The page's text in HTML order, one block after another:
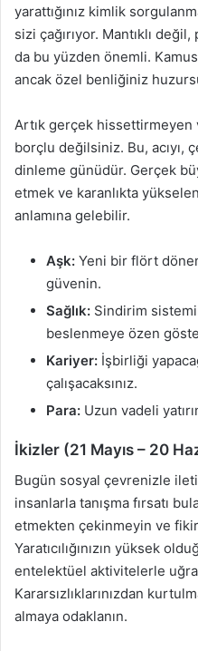
yarattığınız kimlik
sizi çağırıyor. Mantıklı
da bu yüzden önemli.
ancak özel benliğiniz
Artık gerçek
borçlu değilsiniz. Bu, acıyı,
dinleme günüdür. Gerçek
etmek ve karanlıkta
anlamına gelebilir.
Aşk: Yeni bir flört
güvenin.
Sağlık: Sindirim
beslenmeye özen
Kariyer: İşbirliği
çalışacaksınız.
Para: Uzun vadeli
İkizler (21 Mayıs – 20
Bugün sosyal çevrenizle
insanlarla tanışma fırsatı
etmekten çekinmeyin ve
Yaratıcılığınızın yüksek
entelektüel aktivitelerle
Kararsızlıklarınızdan
almaya odaklanın.